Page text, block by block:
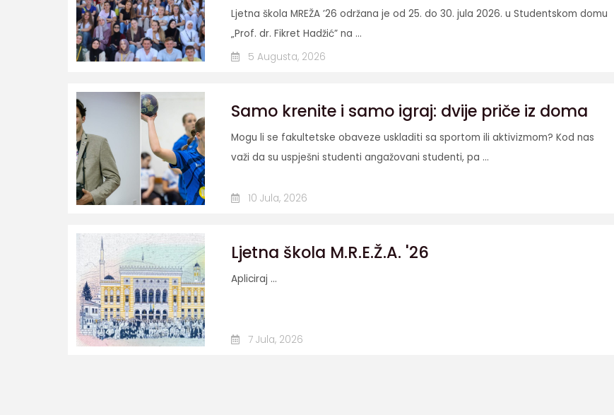
Ljetna škola MREŽA ’26 održana je od 25. do 30. jula 2026. u Studentskom domu
„Prof. dr. Fikret Hadžić” na ...
5 Augusta, 2026
Samo krenite i samo igraj: dvije priče iz doma
Mogu li se fakultetske obaveze uskladiti sa sportom ili aktivizmom? Kod nas
važi da su uspješni studenti angažovani studenti, pa ...
10 Jula, 2026
Ljetna škola M.R.E.Ž.A. '26
Apliciraj ...
7 Jula, 2026